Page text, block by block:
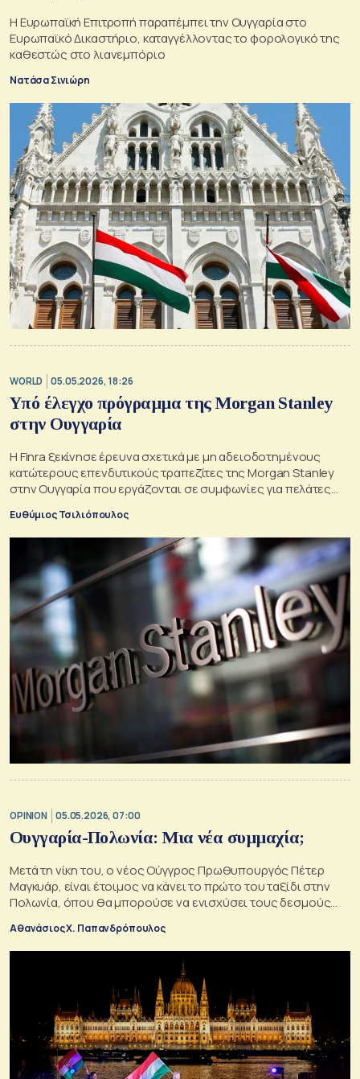
Η Ευρωπαϊκή Επιτροπή παραπέμπει την Ουγγαρία στο
Ευρωπαϊκό Δικαστήριο, καταγγέλλοντας το φορολογικό της
καθεστώς στο λιανεμπόριο
Νατάσα Σινιώρη
WORLD 05.05.2026, 18:26
Υπό έλεγχο πρόγραμμα της Morgan Stanley
στην Ουγγαρία
Η Finra ξεκίνησε έρευνα σχετικά με μη αδειοδοτημένους
κατώτερους επενδυτικούς τραπεζίτες της Morgan Stanley
στην Ουγγαρία που εργάζονται σε συμφωνίες για πελάτες
Ευθύμιος Τσιλιόπουλος
OPINION 05.05.2026, 07:00
Ουγγαρία-Πολωνία: Μια νέα συμμαχία;
Μετά τη νίκη του, ο νέος Ούγγρος Πρωθυπουργός Πέτερ
Μαγκυάρ, είναι έτοιμος να κάνει το πρώτο του ταξίδι στην
Πολωνία, όπου θα μπορούσε να ενισχύσει τους δεσμούς
Αθανάσιος Χ. Παπανδρόπουλος